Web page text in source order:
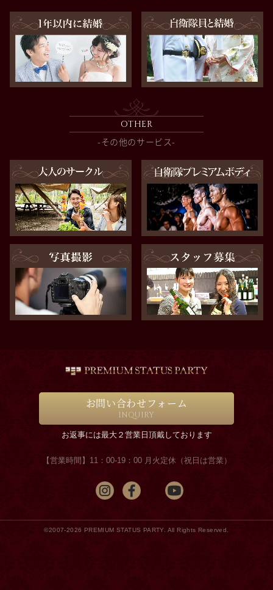
OTHER
-その他のサービス-
お問い合わせフォーム
INQUIRY
お返事には最大２営業日頂戴しております
【営業時間】11：00-19：00 月火定休（祝日は営業）
©2007-2026 PREMIUM STATUS PARTY. All Rights Reserved.